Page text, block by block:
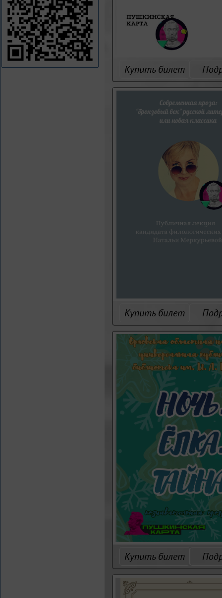
Купить билет
Купить билет
Купить билет